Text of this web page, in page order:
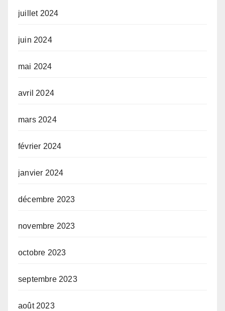
juillet 2024
juin 2024
mai 2024
avril 2024
mars 2024
février 2024
janvier 2024
décembre 2023
novembre 2023
octobre 2023
septembre 2023
août 2023